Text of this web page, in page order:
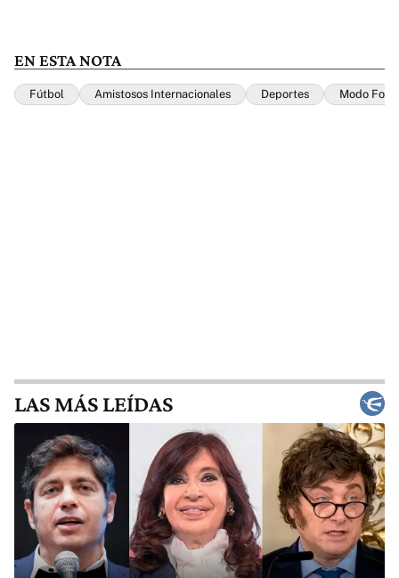
EN ESTA NOTA
Fútbol Amistosos Internacionales Deportes Modo
LAS MÁS LEÍDAS